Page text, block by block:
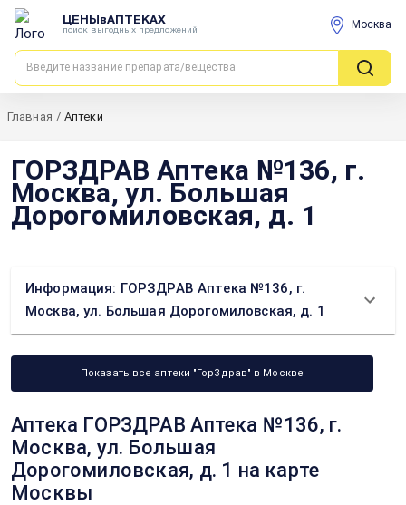
ЦЕНЫвАПТЕКАХ
поиск выгодных предложений Москва
Главная / Аптеки
ГОРЗДРАВ Аптека №136, г.
Москва, ул. Большая
Дорогомиловская, д. 1
Информация: ГОРЗДРАВ Аптека №136, г.
Москва, ул. Большая Дорогомиловская, д. 1
Показать все аптеки "ГорЗдрав" в Москве
Аптека ГОРЗДРАВ Аптека №136, г.
Москва, ул. Большая
Дорогомиловская, д. 1 на карте
Москвы